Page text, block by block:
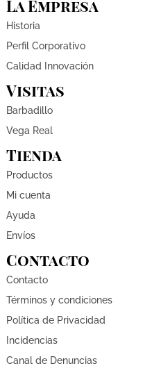
La Empresa
Historia
Perfil Corporativo
Calidad Innovación
Visitas
Barbadillo
Vega Real
Tienda
Productos
Mi cuenta
Ayuda
Envíos
Contacto
Contacto
Términos y condiciones
Política de Privacidad
Incidencias
Canal de Denuncias